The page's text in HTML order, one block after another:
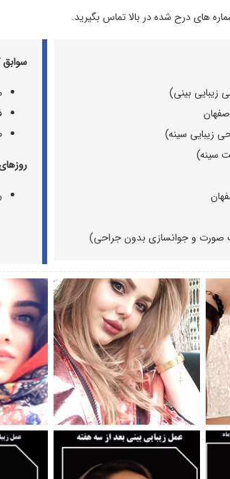
های درح شده در بالا تماس بگیرید.
زیبایی بینی)
زیبایی سینه)
سینه)
صورت و جوانسازی بدون جراحی)